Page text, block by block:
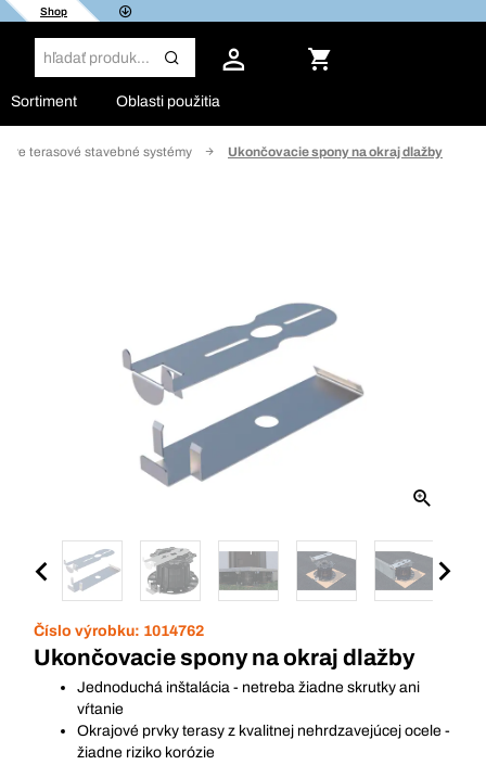
Shop
Sortiment Oblasti použitia
pre terasové stavebné systémy Ukončovacie spony na okraj dlažby
Číslo výrobku: 1014762
Ukončovacie spony na okraj dlažby
Jednoduchá inštalácia - netreba žiadne skrutky ani
vŕtanie
Okrajové prvky terasy z kvalitnej nehrdzavejúcej ocele -
žiadne riziko korózie